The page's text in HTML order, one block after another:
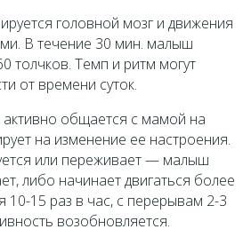
головной мозг и движения
В течение 30 мин. малыш
толчков. Темп и ритм могут
от времени суток.
общается с мамой на
на изменение ее настроения.
или переживает — малыш
либо начинает двигаться более
10-15 раз в час, с перерывам 2-3
возобновляется.